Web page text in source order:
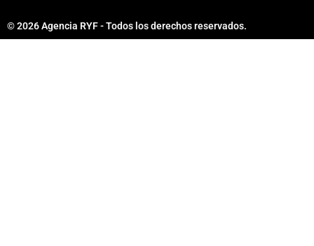
n
p
© 2026 Agencia RYF - Todos los derechos reservados.